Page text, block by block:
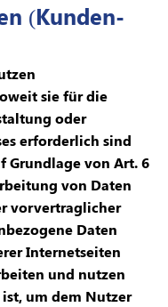
(Kunden-
sie für die
oder
erforderlich sind
Grundlage von Art. 6
von Daten
vorvertraglicher
Daten
Internetseiten
und nutzen
um dem Nutzer